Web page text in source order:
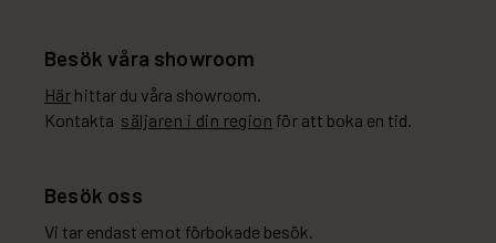
Besök våra showroom
Här hittar du våra showroom.
Kontakta säljaren i din region för att boka en tid.
Besök oss
Vi tar endast emot förbokade besök.